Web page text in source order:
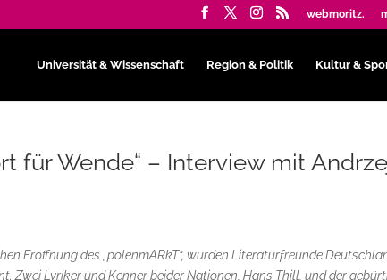
webmoritz.
Universität & Wissenschaft Region & Politik Kultur &
für Wende“ – Interview mit
Eröffnung des „polenmARkT“, wurden Literaturfreunde
Zwei Lyriker und Kenner beider Nationen, Hans Thill, und der